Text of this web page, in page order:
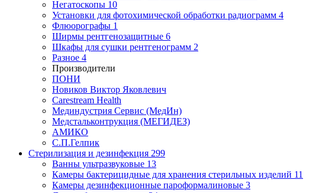
Негатоскопы 10
Установки для фотохимической обработки радиограмм 4
Флюорографы 1
Ширмы рентгенозащитные 6
Шкафы для сушки рентгенограмм 2
Разное 4
Производители
ПОНИ
Новиков Виктор Яковлевич
Carestream Health
Мединдустрия Сервис (МедИн)
Медстальконтрукция (МЕГИДЕЗ)
АМИКО
С.П.Гелпик
Стерилизация и дезинфекция 299
Ванны ультразвуковые 13
Камеры бактерицидные для хранения стерильных изделий 11
Камеры дезинфекционные пароформалиновые 3